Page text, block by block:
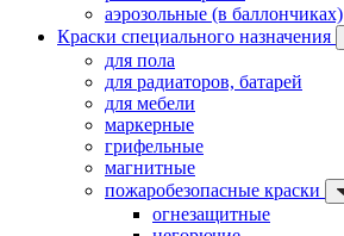
аэрозольные (в баллончиках)
Краски специального назначения
для пола
для радиаторов, батарей
для мебели
маркерные
грифельные
магнитные
пожаробезопасные краски
огнезащитные